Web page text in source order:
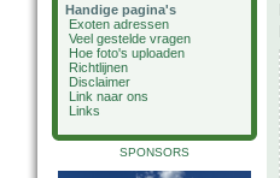
Handige pagina's
Exoten adressen
Veel gestelde vragen
Hoe foto's uploaden
Richtlijnen
Disclaimer
Link naar ons
Links
SPONSORS